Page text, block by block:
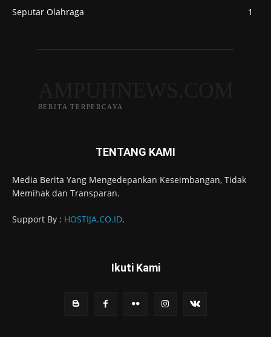
Seputar Olahraga
1
BERITA TERPERCAYA
TENTANG KAMI
Media Berita Yang Mengedepankan Keseimbangan, Tidak
Memihak dan Transparan.
Support By : HOSTIJA.CO.ID.
Ikuti Kami